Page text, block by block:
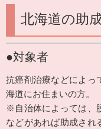
北海道の助
●対象者
抗癌剤治療などによっ
海道にお住まいの方。
※自治体によっては、
などがあれば助成され